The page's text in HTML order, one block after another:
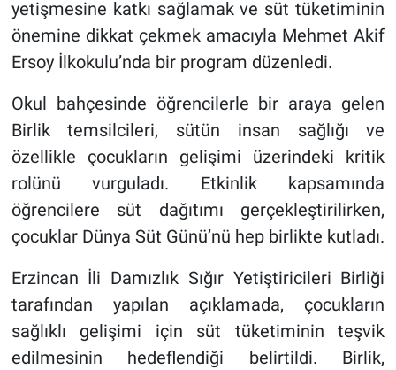
yetişmesine katkı sağlamak ve süt tüketiminin
önemine dikkat çekmek amacıyla Mehmet Akif
Ersoy İlkokulu’nda bir program düzenledi.
Okul bahçesinde öğrencilerle bir araya gelen
Birlik temsilcileri, sütün insan sağlığı ve
özellikle çocukların gelişimi üzerindeki kritik
rolünü vurguladı. Etkinlik kapsamında
öğrencilere süt dağıtımı gerçekleştirilirken,
çocuklar Dünya Süt Günü’nü hep birlikte kutladı.
Erzincan İli Damızlık Sığır Yetiştiricileri Birliği
tarafından yapılan açıklamada, çocukların
sağlıklı gelişimi için süt tüketiminin teşvik
edilmesinin hedeflendiği belirtildi. Birlik,